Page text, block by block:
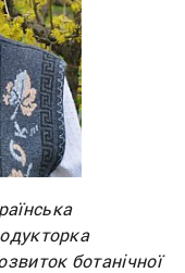
ботанічної